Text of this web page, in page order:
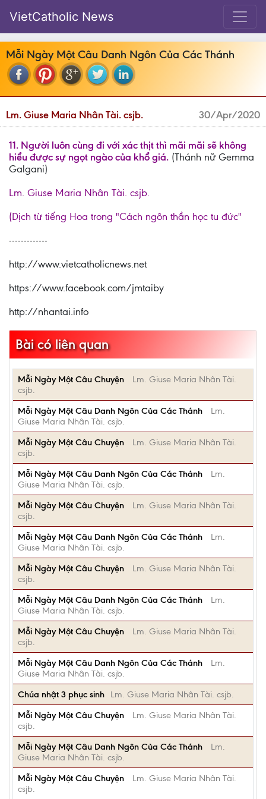
VietCatholic News
Mỗi Ngày Một Câu Danh Ngôn Của Các Thánh
Lm. Giuse Maria Nhân Tài. csjb. 30/Apr/2020
11. Người luôn cùng đi với xác thịt thì mãi mãi sẽ không
hiểu được sự ngọt ngào của khổ giá. (Thánh nữ Gemma
Galgani)
Lm. Giuse Maria Nhân Tài. csjb.
(Dịch từ tiếng Hoa trong "Cách ngôn thần học tu đức"
-------------
http://www.vietcatholicnews.net
https://www.facebook.com/jmtaiby
http://nhantai.info
Bài có liên quan
Mỗi Ngày Một Câu Chuyện
Lm. Giuse Maria Nhân Tài.
csjb.
Mỗi Ngày Một Câu Danh Ngôn Của Các Thánh
Lm.
Giuse Maria Nhân Tài. csjb.
Mỗi Ngày Một Câu Chuyện
Lm. Giuse Maria Nhân Tài.
csjb.
Mỗi Ngày Một Câu Danh Ngôn Của Các Thánh
Lm.
Giuse Maria Nhân Tài. csjb.
Mỗi Ngày Một Câu Chuyện
Lm. Giuse Maria Nhân Tài.
csjb.
Mỗi Ngày Một Câu Danh Ngôn Của Các Thánh
Lm.
Giuse Maria Nhân Tài. csjb.
Mỗi Ngày Một Câu Chuyện
Lm. Giuse Maria Nhân Tài.
csjb.
Mỗi Ngày Một Câu Danh Ngôn Của Các Thánh
Lm.
Giuse Maria Nhân Tài. csjb.
Mỗi Ngày Một Câu Chuyện
Lm. Giuse Maria Nhân Tài.
csjb.
Mỗi Ngày Một Câu Danh Ngôn Của Các Thánh
Lm.
Giuse Maria Nhân Tài. csjb.
Chúa nhật 3 phục sinh
Lm. Giuse Maria Nhân Tài. csjb.
Mỗi Ngày Một Câu Chuyện
Lm. Giuse Maria Nhân Tài.
csjb.
Mỗi Ngày Một Câu Danh Ngôn Của Các Thánh
Lm.
Giuse Maria Nhân Tài. csjb.
Mỗi Ngày Một Câu Chuyện
Lm. Giuse Maria Nhân Tài.
csjb.